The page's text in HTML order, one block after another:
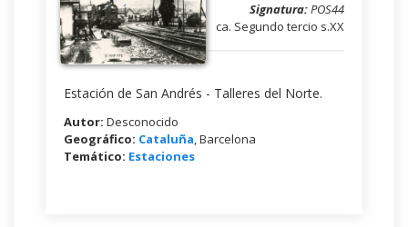
Signatura:POS44
ca. Segundo tercio s.XX
Estación de San Andrés - Talleres del Norte.
Autor: Desconocido
Geográfico: Cataluña, Barcelona
Temático: Estaciones